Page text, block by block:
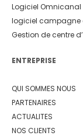
Logiciel
logiciel campagne
Gestion de centre
ENTREPRISE
QUI SOMMES NOUS
PARTENAIRES
ACTUALITES
NOS CLIENTS